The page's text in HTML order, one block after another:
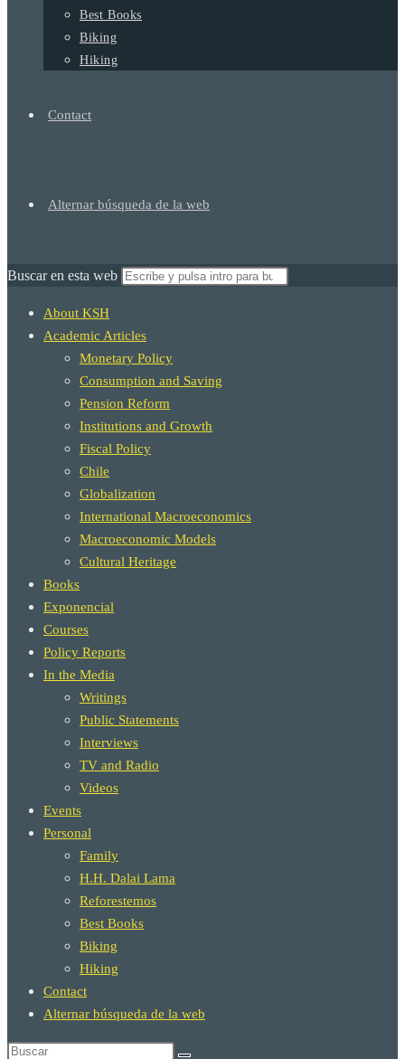
Best Books
Biking
Hiking
Contact
Alternar búsqueda de la web
Buscar en esta web
About KSH
Academic Articles
Monetary Policy
Consumption and Saving
Pension Reform
Institutions and Growth
Fiscal Policy
Chile
Globalization
International Macroeconomics
Macroeconomic Models
Cultural Heritage
Books
Exponencial
Courses
Policy Reports
In the Media
Writings
Public Statements
Interviews
TV and Radio
Videos
Events
Personal
Family
H.H. Dalai Lama
Reforestemos
Best Books
Biking
Hiking
Contact
Alternar búsqueda de la web